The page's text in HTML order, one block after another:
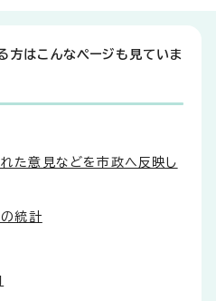
方はこんなページも見ていま
た意見などを市政へ反映し
統計